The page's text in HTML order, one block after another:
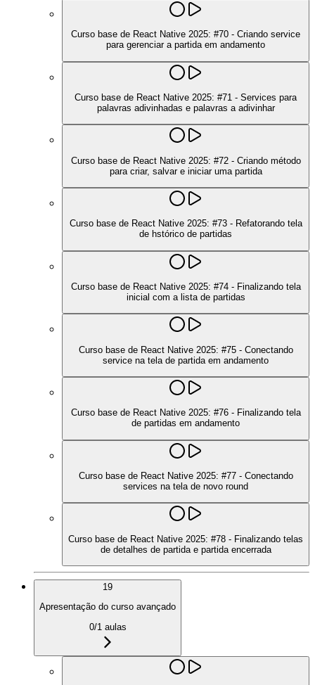
Curso base de React Native 2025: #70 - Criando service
para gerenciar a partida em andamento
Curso base de React Native 2025: #71 - Services para
palavras adivinhadas e palavras a adivinhar
Curso base de React Native 2025: #72 - Criando método
para criar, salvar e iniciar uma partida
Curso base de React Native 2025: #73 - Refatorando tela
de hstórico de partidas
Curso base de React Native 2025: #74 - Finalizando tela
inicial com a lista de partidas
Curso base de React Native 2025: #75 - Conectando
service na tela de partida em andamento
Curso base de React Native 2025: #76 - Finalizando tela
de partidas em andamento
Curso base de React Native 2025: #77 - Conectando
services na tela de novo round
Curso base de React Native 2025: #78 - Finalizando telas
de detalhes de partida e partida encerrada
19
Apresentação do curso avançado
0/1 aulas